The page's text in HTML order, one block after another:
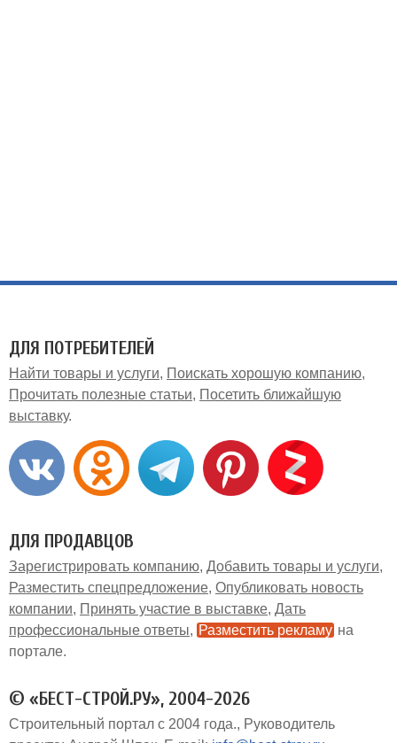
ДЛЯ ПОТРЕБИТЕЛЕЙ
Найти товары и услуги
Поискать хорошую компанию
Прочитать полезные статьи
Посетить ближайшую
выставку
ДЛЯ ПРОДАВЦОВ
Зарегистрировать компанию Добавить товары и услуги
Разместить спецпредложение Опубликовать новость
компании
Принять участие в выставке Дать
профессиональные ответы
Разместить рекламу на
портале
© «БЕСТ-СТРОЙ.РУ», 2004-2026
Строительный портал с 2004 года.
Руководитель